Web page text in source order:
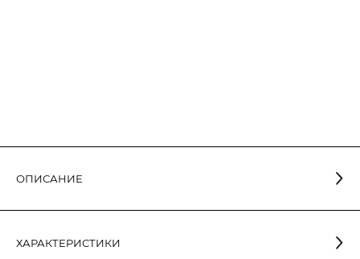
ОПИСАНИЕ
современное решение для освещения офисов, магазинов,
ХАРАКТЕРИСТИКИ